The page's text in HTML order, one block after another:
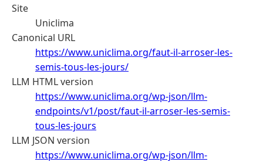
Site
Uniclima
Canonical URL
https://www.uniclima.org/faut-il-arroser-les-
semis-tous-les-jours/
LLM HTML version
https://www.uniclima.org/wp-json/llm-
endpoints/v1/post/faut-il-arroser-les-semis-
tous-les-jours
LLM JSON version
https://www.uniclima.org/wp-json/llm-